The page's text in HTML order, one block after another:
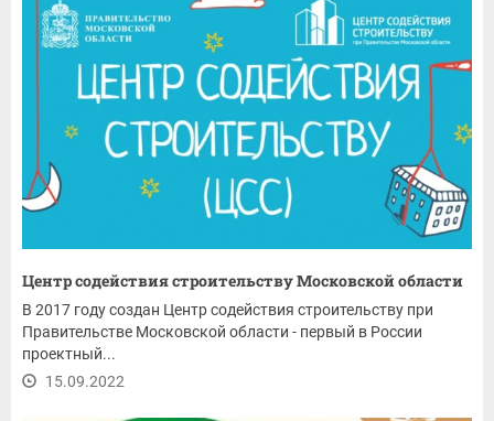
Центр содействия строительству Московской области
В 2017 году создан Центр содействия строительству при
Правительстве Московской области - первый в России
проектный...
15.09.2022